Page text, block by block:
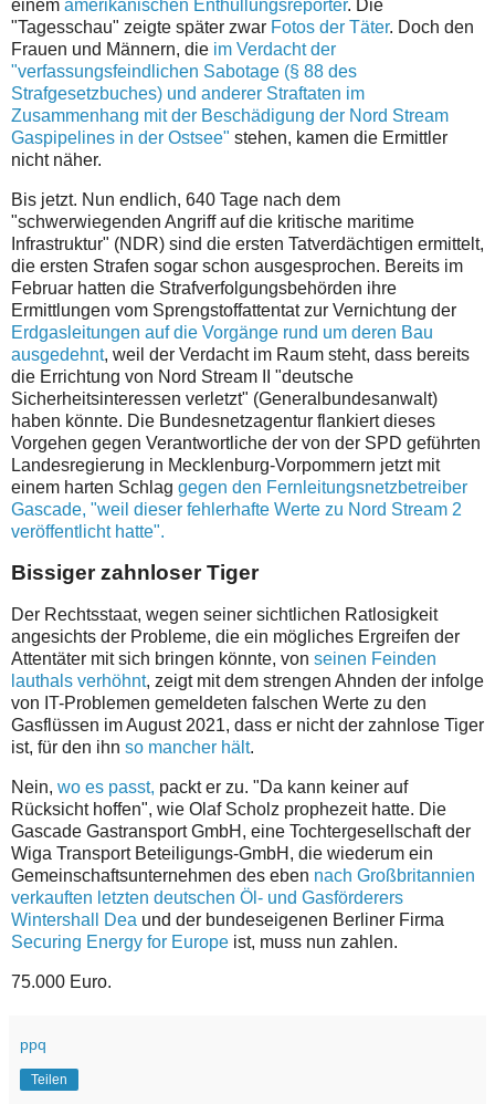
einem amerikanischen Enthüllungsreporter. Die
"Tagesschau" zeigte später zwar Fotos der Täter. Doch den
Frauen und Männern, die im Verdacht der
"verfassungsfeindlichen Sabotage (§ 88 des
Strafgesetzbuches) und anderer Straftaten im
Zusammenhang mit der Beschädigung der Nord Stream
Gaspipelines in der Ostsee" stehen, kamen die Ermittler
nicht näher.
Bis jetzt. Nun endlich, 640 Tage nach dem
"schwerwiegenden Angriff auf die kritische maritime
Infrastruktur" (NDR) sind die ersten Tatverdächtigen ermittelt,
die ersten Strafen sogar schon ausgesprochen. Bereits im
Februar hatten die Strafverfolgungsbehörden ihre
Ermittlungen vom Sprengstoffattentat zur Vernichtung der
Erdgasleitungen auf die Vorgänge rund um deren Bau
ausgedehnt, weil der Verdacht im Raum steht, dass bereits
die Errichtung von Nord Stream II "deutsche
Sicherheitsinteressen verletzt" (Generalbundesanwalt)
haben könnte. Die Bundesnetzagentur flankiert dieses
Vorgehen gegen Verantwortliche der von der SPD geführten
Landesregierung in Mecklenburg-Vorpommern jetzt mit
einem harten Schlag gegen den Fernleitungsnetzbetreiber
Gascade, "weil dieser fehlerhafte Werte zu Nord Stream 2
veröffentlicht hatte".
Bissiger zahnloser Tiger
Der Rechtsstaat, wegen seiner sichtlichen Ratlosigkeit
angesichts der Probleme, die ein mögliches Ergreifen der
Attentäter mit sich bringen könnte, von seinen Feinden
lauthals verhöhnt, zeigt mit dem strengen Ahnden der infolge
von IT-Problemen gemeldeten falschen Werte zu den
Gasflüssen im August 2021, dass er nicht der zahnlose Tiger
ist, für den ihn so mancher hält.
Nein, wo es passt, packt er zu. "Da kann keiner auf
Rücksicht hoffen", wie Olaf Scholz prophezeit hatte. Die
Gascade Gastransport GmbH, eine Tochtergesellschaft der
Wiga Transport Beteiligungs-GmbH, die wiederum ein
Gemeinschaftsunternehmen des eben nach Großbritannien
verkauften letzten deutschen Öl- und Gasförderers
Wintershall Dea und der bundeseigenen Berliner Firma
Securing Energy for Europe ist, muss nun zahlen.
75.000 Euro.
ppq
Teilen